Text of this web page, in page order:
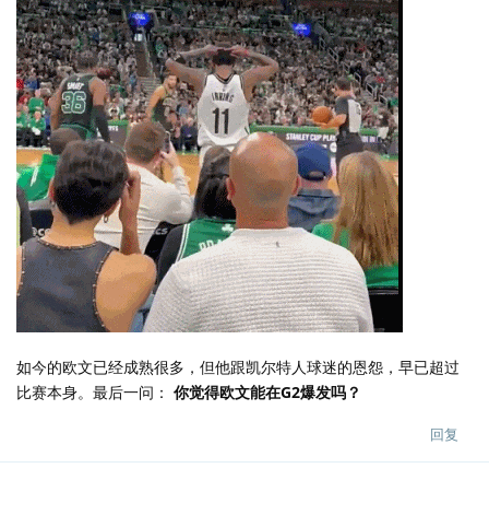
如今的欧文已经成熟很多，但他跟凯尔特人球迷的恩怨，早已超过
比赛本身。最后一问： 你觉得欧文能在G2爆发吗？
回复